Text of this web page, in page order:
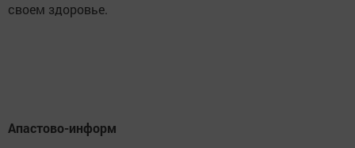
своем здоровье.
Апастово-информ